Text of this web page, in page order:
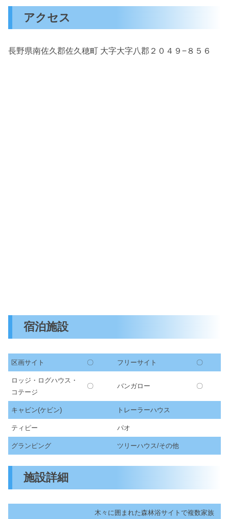
アクセス
長野県南佐久郡佐久穂町 大字大字八郡２０４９−８５６
宿泊施設
区画サイト 〇 フリーサイト 〇
ロッジ・ログハウス・
コテージ
〇 バンガロー 〇
キャビン(ケビン) トレーラーハウス
ティピー パオ
グランピング ツリーハウス/その他
施設詳細
木々に囲まれた森林浴サイトで複数家族